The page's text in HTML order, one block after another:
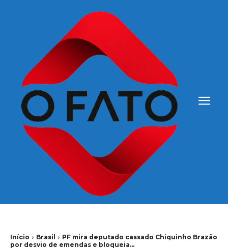
Início Brasil
PF mira deputado cassado Chiquinho Brazão
por desvio de emendas e bloqueia...